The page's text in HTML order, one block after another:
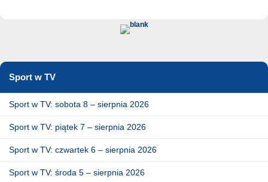
Sport w TV
Sport w TV: sobota 8 – sierpnia 2026
Sport w TV: piątek 7 – sierpnia 2026
Sport w TV: czwartek 6 – sierpnia 2026
Sport w TV: środa 5 – sierpnia 2026